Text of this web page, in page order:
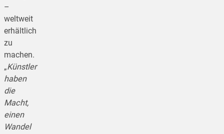
–
weltweit
erhältlich
zu
machen.
„Künstler
haben
die
Macht,
einen
Wandel